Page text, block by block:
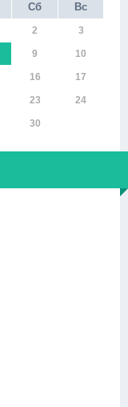
Сб Вс
2 3
9 10
16 17
23 24
30